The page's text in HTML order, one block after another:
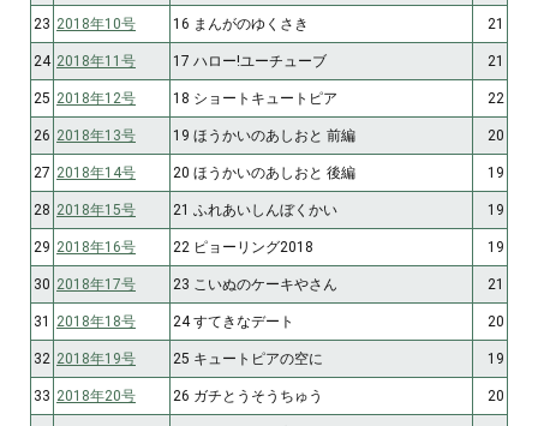
23 2018年10号 16 まんがのゆくさき 21
24 2018年11号 17 ハロー!ユーチューブ 21
25 2018年12号 18 ショートキュートピア 22
26 2018年13号 19 ほうかいのあしおと 前編 20
27 2018年14号 20 ほうかいのあしおと 後編 19
28 2018年15号 21 ふれあいしんぼくかい 19
29 2018年16号 22 ピョーリング2018 19
30 2018年17号 23 こいぬのケーキやさん 21
31 2018年18号 24 すてきなデート 20
32 2018年19号 25 キュートピアの空に 19
33 2018年20号 26 ガチとうそうちゅう 20